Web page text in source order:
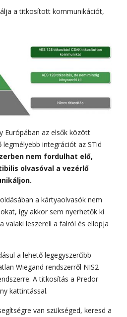
a titkosított kommunikációt,
Európában az elsők között
integrációt az STid
nem fordulhat elő,
olvasóval a vezérlő
a kártyaolvasók nem
így akkor sem nyerhetők ki
valaki leszereli a falról és ellopja
a lehető legegyszerűbb
Wiegand rendszerről NIS2
A titkosítás a Predor
kattintással.
van szükséged, keresd a